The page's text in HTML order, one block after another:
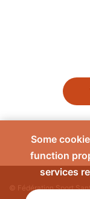
© Fédération Sport
Some
function
services